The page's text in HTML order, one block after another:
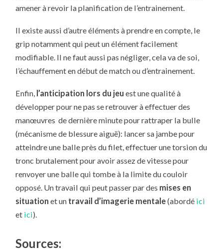
amener à revoir la planification de l’entrainement.
Il existe aussi d’autre éléments à prendre en compte, le
grip notamment qui peut un élément facilement
modifiable. Il ne faut aussi pas négliger, cela va de soi,
l’échauffement en début de match ou d’entrainement.
Enfin, l’anticipation lors du jeu est une qualité à
développer pour ne pas se retrouver à effectuer des
manœuvres de dernière minute pour rattraper la bulle
(mécanisme de blessure aiguë): lancer sa jambe pour
atteindre une balle près du filet, effectuer une torsion du
tronc brutalement pour avoir assez de vitesse pour
renvoyer une balle qui tombe à la limite du couloir
opposé. Un travail qui peut passer par des mises en
situation et un travail d’imagerie mentale(abordé ici
et ici).
Sources: